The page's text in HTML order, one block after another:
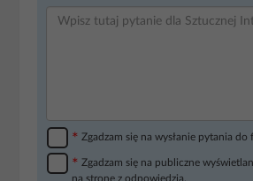
* Zgadzam się na wysłanie pytania
* Zgadzam się na publiczne
na stronę z odpowiedzią.